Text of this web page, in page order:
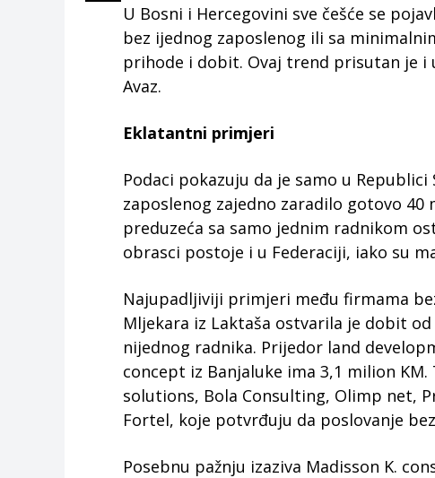
U Bosni i Hercegovini sve češće se
bez ijednog zaposlenog ili sa
prihode i dobit. Ovaj trend prisutan je i
Avaz.
Eklatantni primjeri
Podaci pokazuju da je samo u
zaposlenog zajedno zaradilo gotovo
preduzeća sa samo jednim radnikom
obrasci postoje i u Federaciji, iako su
Najupadljiviji primjeri među firmama
Mljekara iz Laktaša ostvarila je dobit
nijednog radnika. Prijedor land
concept iz Banjaluke ima 3,1 milion
solutions, Bola Consulting, Olimp net,
Fortel, koje potvrđuju da poslovanje
Posebnu pažnju izaziva Madisson K.